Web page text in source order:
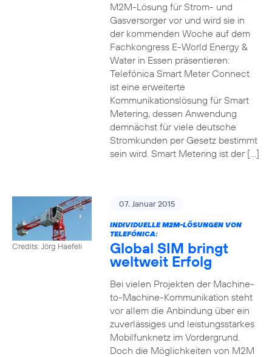
M2M-Lösung für Strom- und
Gasversorger vor und wird sie in
der kommenden Woche auf dem
Fachkongress E-World Energy &
Water in Essen präsentieren:
Telefónica Smart Meter Connect
ist eine erweiterte
Kommunikationslösung für Smart
Metering, dessen Anwendung
demnächst für viele deutsche
Stromkunden per Gesetz bestimmt
sein wird. Smart Metering ist der […]
Credits: Jörg Haefeli
07. Januar 2015
INDIVIDUELLE M2M-LÖSUNGEN VON
TELEFÓNICA:
Global SIM bringt
weltweit Erfolg
Bei vielen Projekten der Machine-
to-Machine-Kommunikation steht
vor allem die Anbindung über ein
zuverlässiges und leistungsstarkes
Mobilfunknetz im Vordergrund.
Doch die Möglichkeiten von M2M